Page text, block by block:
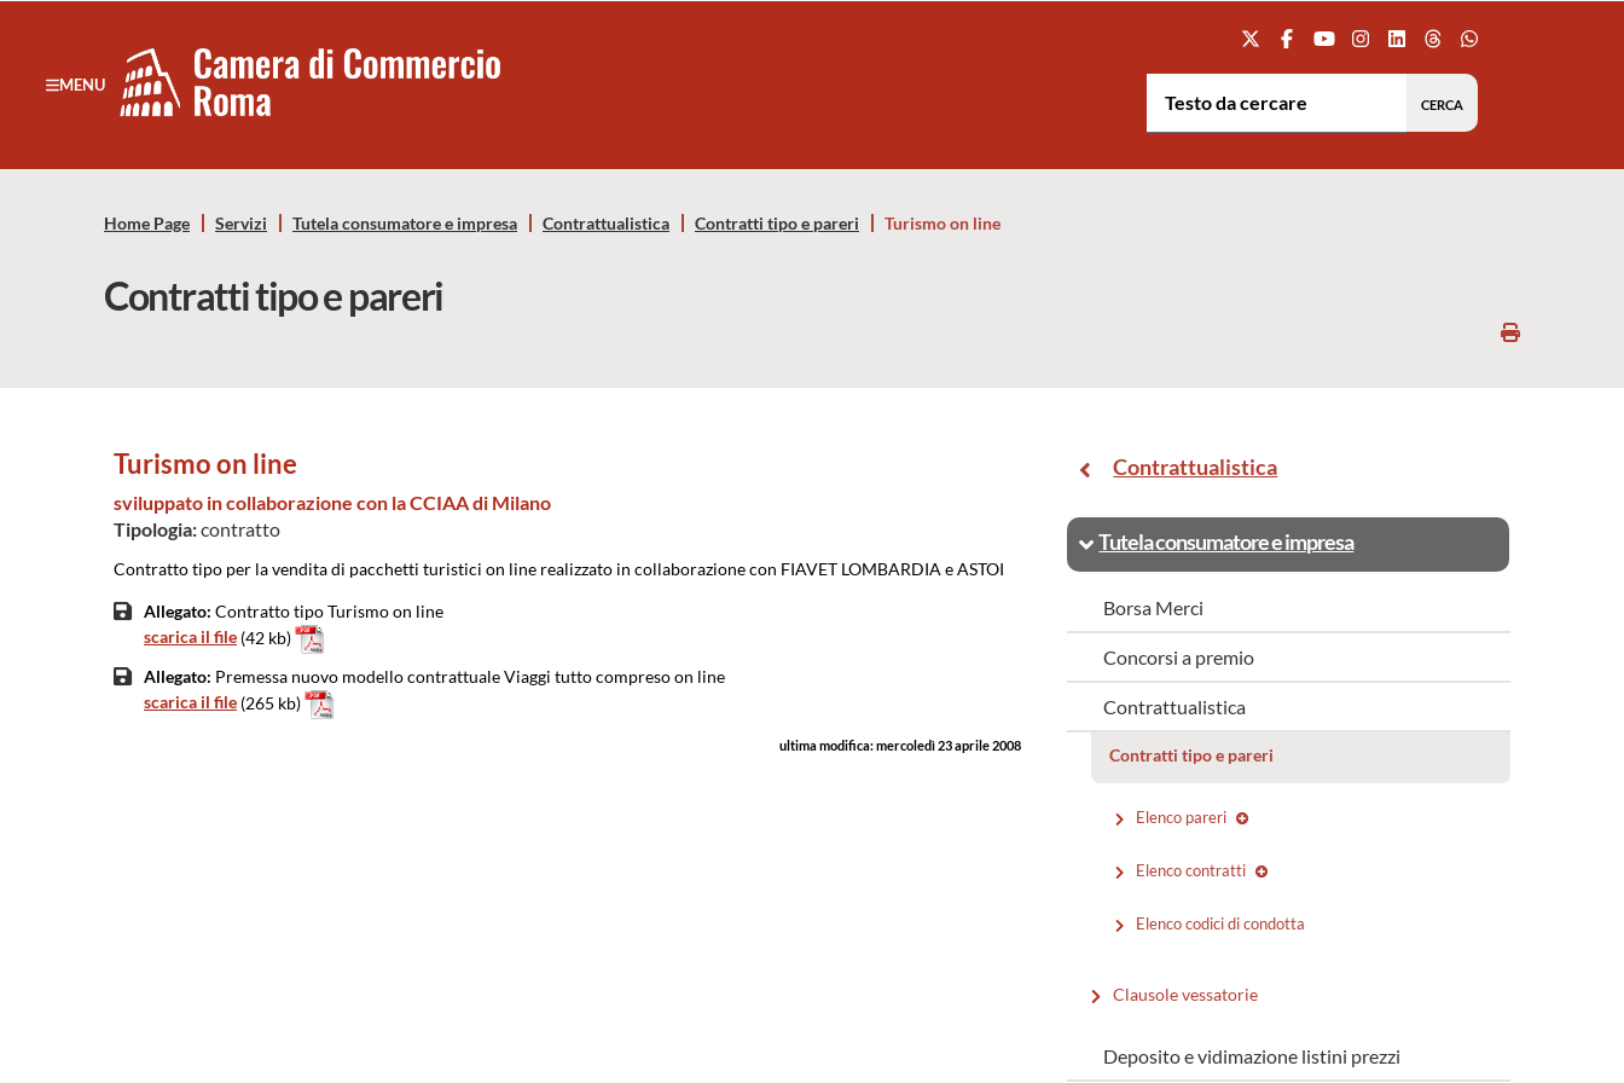
Notizie in primo piano
Banner servizi
MENU
Camera
Commercio
di
Roma
CCIAA
Roma
Testo da cercare:
Home Page Servizi Tutela consumatore e impresa Contrattualistica Contratti tipo e pareri Turismo on line
Contratti tipo e pareri
Turismo on line
sviluppato in collaborazione con la CCIAA di Milano
Tipologia:contratto
Contratto tipo per la vendita di pacchetti turistici on line realizzato in collaborazione con FIAVET LOMBARDIA e ASTOI
Allegato: Contratto tipo Turismo on line
scarica il file (42 kb)
Allegato: Premessa nuovo modello contrattuale Viaggi tutto compreso on line
scarica il file (265 kb)
ultima modifica:mercoledì 23 aprile 2008
Contrattualistica
Tutela consumatore e impresa
Borsa Merci
Concorsi a premio
Contrattualistica
Contratti tipo e pareri
Elenco pareri
Elenco contratti
Elenco codici di condotta
Clausole vessatorie
Deposito e vidimazione listini prezzi